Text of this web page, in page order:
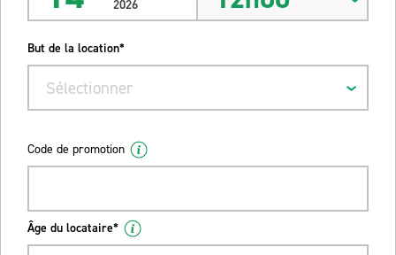
2026
But de la location*
Sélectionner
Code de promotion
Âge du locataire*